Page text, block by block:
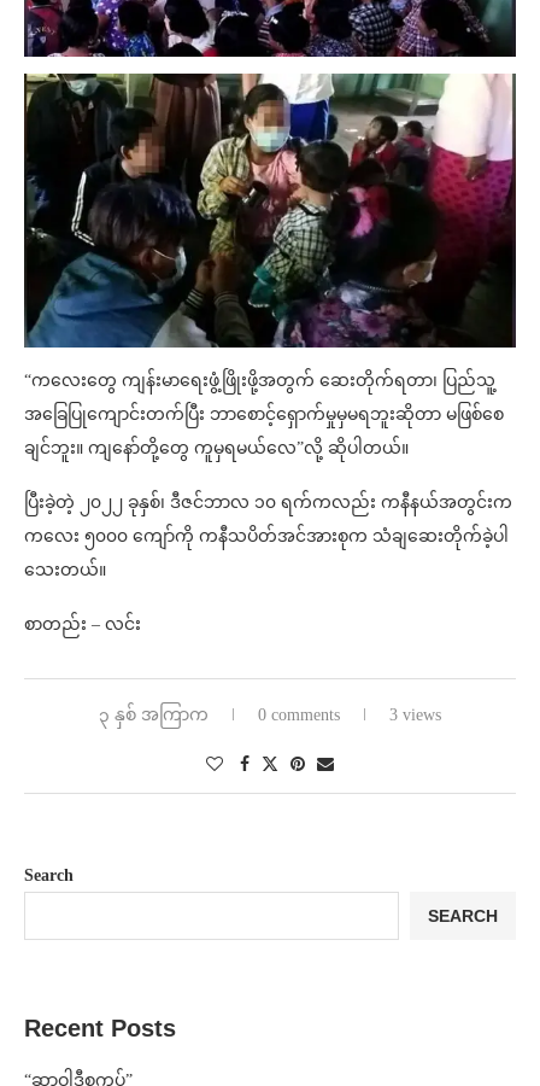
“ကလေးတွေ ကျန်းမာရေးဖွံ့ဖြိုးဖို့အတွက် ဆေးတိုက်ရတာ၊ ပြည်သူ့
အခြေပြုကျောင်းတက်ပြီး ဘာစောင့်ရှောက်မှုမှမရဘူးဆိုတာ မဖြစ်စေ
ချင်ဘူး။ ကျနော်တို့တွေ ကူမှရမယ်လေ”လို့ ဆိုပါတယ်။
ပြီးခဲ့တဲ့ ၂၀၂၂ ခုနှစ်၊ ဒီဇင်ဘာလ ၁၀ ရက်ကလည်း ကနီနယ်အတွင်းက
ကလေး ၅၀၀၀ ကျော်ကို ကနီသပိတ်အင်အားစုက သံချဆေးတိုက်ခဲ့ပါ
သေးတယ်။
စာတည်း – လင်း
၃ နှစ် အကြာက 0 comments 3 views
Search
SEARCH
Recent Posts
“ဆာဝါဒီစကပ်”